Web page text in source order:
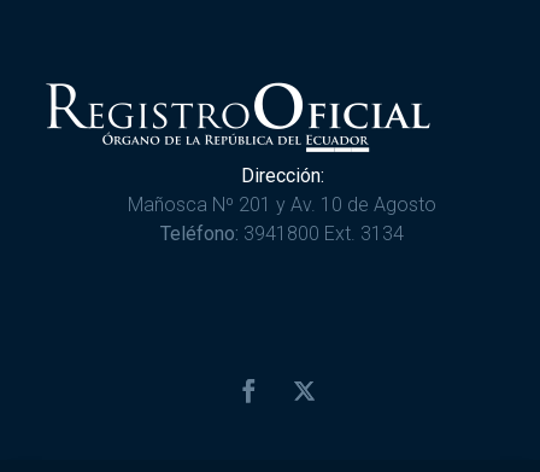
Dirección:
Mañosca Nº 201 y Av. 10 de Agosto
Teléfono: 3941800 Ext. 3134